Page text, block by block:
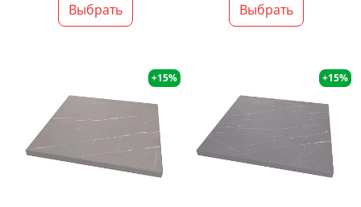
Выбрать Выбрать
+15% +15%